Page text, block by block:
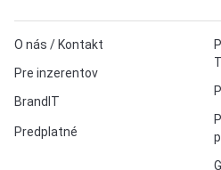
O nás / Kontakt
Pre inzerentov
BrandIT
Predplatné